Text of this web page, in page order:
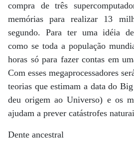
compra de três
memórias para realizar 13
segundo. Para ter uma idéia
como se toda a população
horas só para fazer contas em
Com esses megaprocessadores
teorias que estimam a data do
deu origem ao Universo) e os
ajudam a prever catástrofes
Dente ancestral